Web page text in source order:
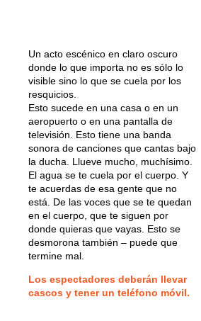
Un acto escénico en claro oscuro
donde lo que importa no es sólo lo
visible sino lo que se cuela por los
resquicios.
Esto sucede en una casa o en un
aeropuerto o en una pantalla de
televisión. Esto tiene una banda
sonora de canciones que cantas bajo
la ducha. Llueve mucho, muchísimo.
El agua se te cuela por el cuerpo. Y
te acuerdas de esa gente que no
está. De las voces que se te quedan
en el cuerpo, que te siguen por
donde quieras que vayas. Esto se
desmorona también – puede que
termine mal.
Los espectadores deberán llevar
cascos y tener un teléfono móvil.